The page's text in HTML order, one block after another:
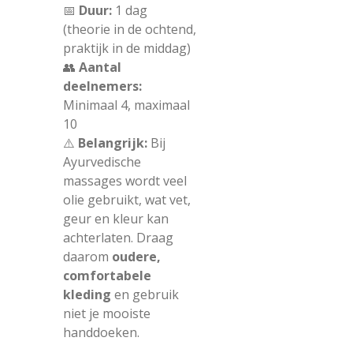
📅 Duur: 1 dag
(theorie in de ochtend,
praktijk in de middag)
👥 Aantal
deelnemers:
Minimaal 4, maximaal
10
⚠️ Belangrijk: Bij
Ayurvedische
massages wordt veel
olie gebruikt, wat vet,
geur en kleur kan
achterlaten. Draag
daarom oudere,
comfortabele
kleding en gebruik
niet je mooiste
handdoeken.